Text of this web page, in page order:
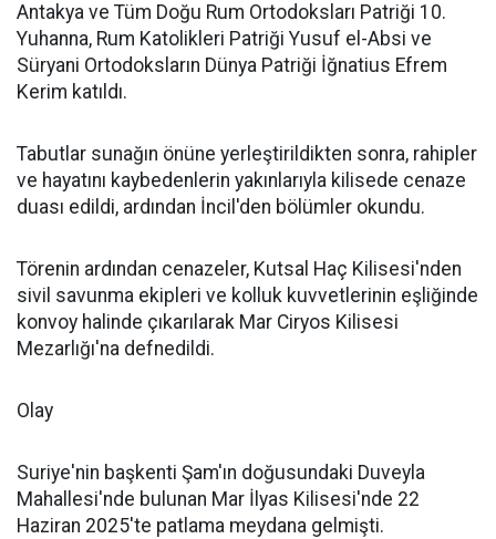
Antakya ve Tüm Doğu Rum Ortodoksları Patriği 10.
Yuhanna, Rum Katolikleri Patriği Yusuf el-Absi ve
Süryani Ortodoksların Dünya Patriği İğnatius Efrem
Kerim katıldı.
Tabutlar sunağın önüne yerleştirildikten sonra, rahipler
ve hayatını kaybedenlerin yakınlarıyla kilisede cenaze
duası edildi, ardından İncil'den bölümler okundu.
Törenin ardından cenazeler, Kutsal Haç Kilisesi'nden
sivil savunma ekipleri ve kolluk kuvvetlerinin eşliğinde
konvoy halinde çıkarılarak Mar Ciryos Kilisesi
Mezarlığı'na defnedildi.
Olay
Suriye'nin başkenti Şam'ın doğusundaki Duveyla
Mahallesi'nde bulunan Mar İlyas Kilisesi'nde 22
Haziran 2025'te patlama meydana gelmişti.